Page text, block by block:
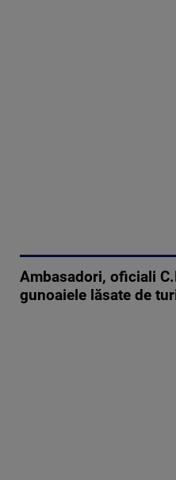
Ambasadori, oficiali
gunoaiele lăsate de